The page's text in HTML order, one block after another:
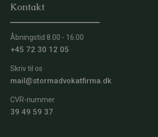
Kontakt
Åbningstid 8.00 - 16.00
+45 72 30 12 05
Skriv til os
mail@stormadvokatfirma.dk
CVR-nummer
39 49 59 37